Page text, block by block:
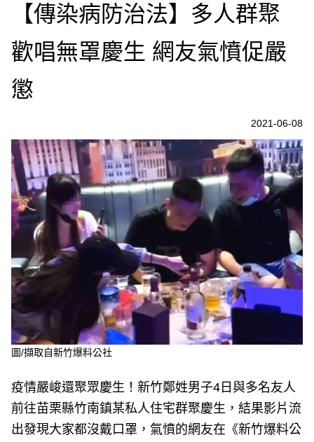
【傳染病防治法】多人群聚
歡唱無罩慶生 網友氣憤促嚴
懲
2021-06-08
圖/擷取自新竹爆料公社
疫情嚴峻還聚眾慶生！新竹鄭姓男子4日與多名友人
前往苗栗縣竹南鎮某私人住宅群聚慶生，結果影片流
出發現大家都沒戴口罩，氣憤的網友在《新竹爆料公